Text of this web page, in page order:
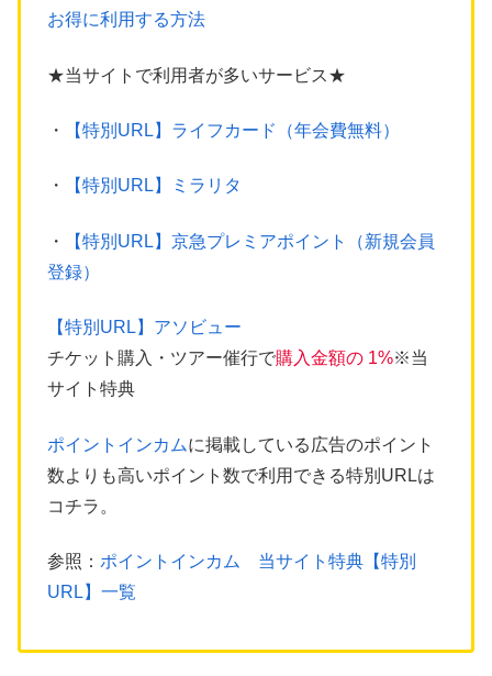
お得に利用する方法
★当サイトで利用者が多いサービス★
・ 【特別URL】ライフカード（年会費無料）
・ 【特別URL】ミラリタ
・
【特別URL】京急プレミアポイント（新規会員
登録）
【特別URL】アソビュー
チケット購入・ツアー催行で購入金額の 1%※当
サイト特典
ポイントインカムに掲載している広告のポイント
数よりも高いポイント数で利用できる特別URLは
コチラ。
参照： ポイントインカム 当サイト特典【特別
URL】一覧